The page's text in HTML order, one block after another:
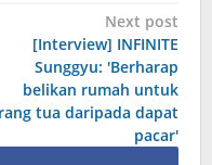
Next post
[Interview] INFINITE
Sunggyu: 'Berharap
belikan rumah untuk
tua daripada dapat
pacar'